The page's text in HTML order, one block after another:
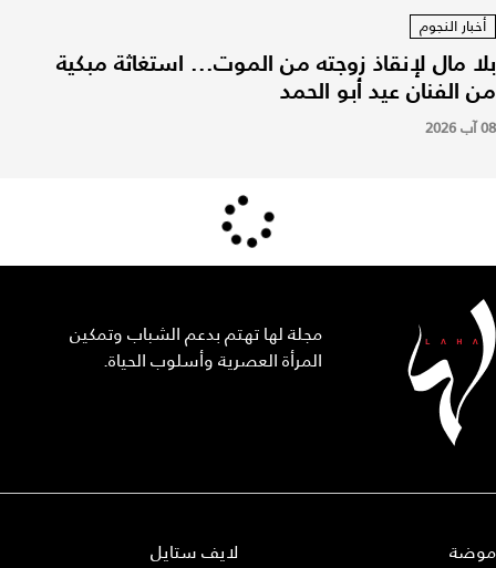
أخبار النجوم
بلا مال لإنقاذ زوجته من الموت... استغاثة مبكية
من الفنان عيد أبو الحمد
08 آب 2026
مجلة لها تهتم بدعم الشباب وتمكين
المرأة العصرية وأسلوب الحياة.
موضة
لايف ستايل